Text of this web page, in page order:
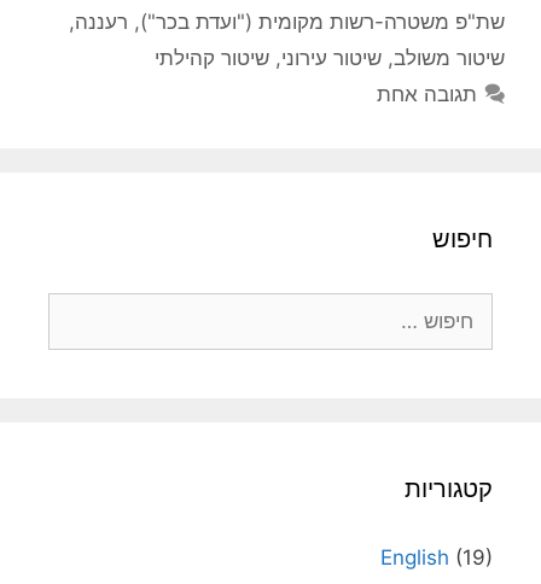
שת"פ משטרה-רשות מקומית ("ועדת בכר"), רעננה,
שיטור משולב, שיטור עירוני, שיטור קהילתי
תגובה אחת
חיפוש
קטגוריות
English (19)